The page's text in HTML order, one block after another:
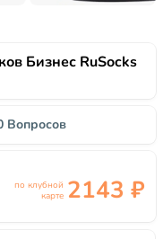
Бизнес RuSocks
Вопросов
по клубной
карте 2143 ₽